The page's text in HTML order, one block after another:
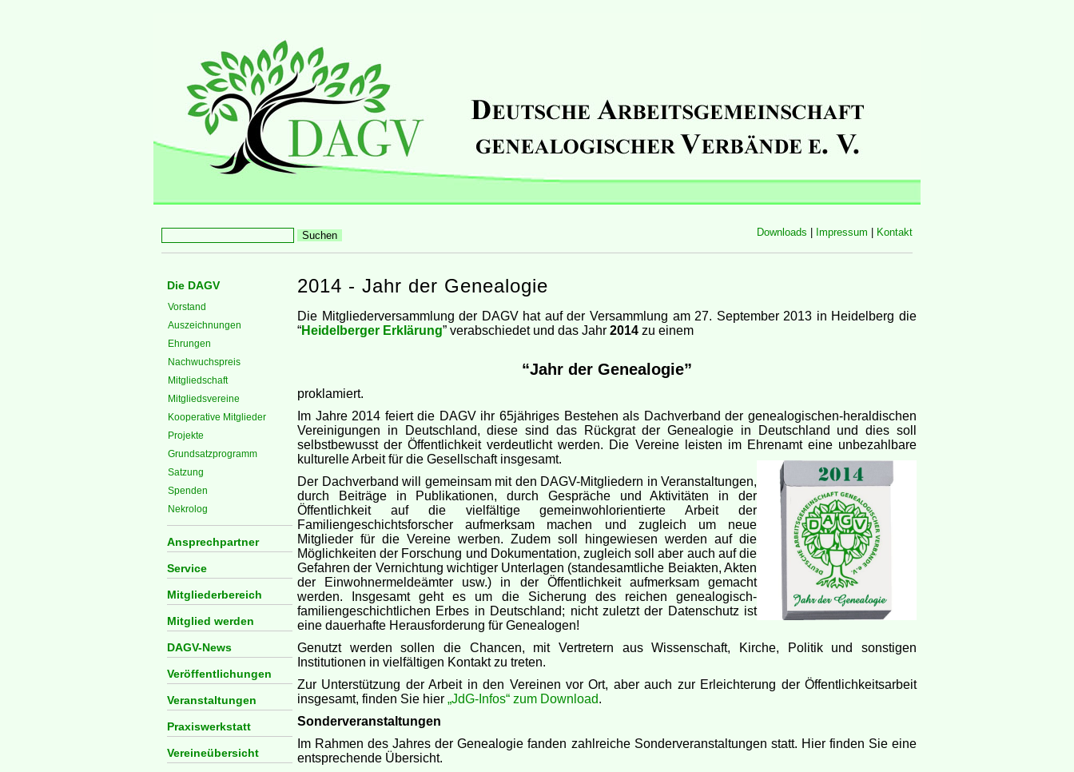
Downloads Impressum Kontakt
Die DAGV
Vorstand
Auszeichnungen
Ehrungen
Nachwuchspreis
Mitgliedschaft
Mitgliedsvereine
Kooperative Mitglieder
Projekte
Grundsatzprogramm
Satzung
Spenden
Nekrolog
Ansprechpartner
Service
Mitgliederbereich
Mitglied werden
DAGV-News
Veröffentlichungen
Veranstaltungen
Praxiswerkstatt
Vereineübersicht
2014 - Jahr der Genealogie
Die Mitgliederversammlung der DAGV hat auf der Versammlung am 27. September 2013 in Heidelberg die
“Heidelberger Erklärung” verabschiedet und das Jahr 2014 zu einem
“Jahr der Genealogie”
proklamiert.
Im Jahre 2014 feiert die DAGV ihr 65jähriges Bestehen als Dachverband der genealogischen-heraldischen
Vereinigungen in Deutschland, diese sind das Rückgrat der Genealogie in Deutschland und dies soll
selbstbewusst der Öffentlichkeit verdeutlicht werden. Die Vereine leisten im Ehrenamt eine unbezahlbare
kulturelle Arbeit für die Gesellschaft insgesamt.
Der Dachverband will gemeinsam mit den DAGV-Mitgliedern in Veranstaltungen,
durch Beiträge in Publikationen, durch Gespräche und Aktivitäten in der
Öffentlichkeit auf die vielfältige gemeinwohlorientierte Arbeit der
Familiengeschichtsforscher aufmerksam machen und zugleich um neue
Mitglieder für die Vereine werben. Zudem soll hingewiesen werden auf die
Möglichkeiten der Forschung und Dokumentation, zugleich soll aber auch auf die
Gefahren der Vernichtung wichtiger Unterlagen (standesamtliche Beiakten, Akten
der Einwohnermeldeämter usw.) in der Öffentlichkeit aufmerksam gemacht
werden. Insgesamt geht es um die Sicherung des reichen genealogisch-
familiengeschichtlichen Erbes in Deutschland; nicht zuletzt der Datenschutz ist
eine dauerhafte Herausforderung für Genealogen!
Genutzt werden sollen die Chancen, mit Vertretern aus Wissenschaft, Kirche, Politik und sonstigen
Institutionen in vielfältigen Kontakt zu treten.
Zur Unterstützung der Arbeit in den Vereinen vor Ort, aber auch zur Erleichterung der Öffentlichkeitsarbeit
insgesamt, finden Sie hier „JdG-Infos“ zum Download.
Sonderveranstaltungen
Im Rahmen des Jahres der Genealogie fanden zahlreiche Sonderveranstaltungen statt. Hier finden Sie eine
entsprechende Übersicht.